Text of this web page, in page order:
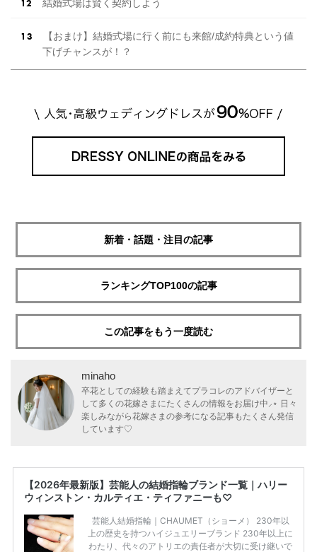
結婚式場は賢く契約しよう
【おまけ】結婚式場に行く前にも来館/成約特典という値
下げチャンスが！？
新着・話題・注目の記事
ランキングTOP100の記事
この記事をもう一度読む
minaho
卒花としての経験も踏まえてプラコレのアドバイザーと
して多くの花嫁さまにたくさんの情報をお届け中⸝⋆ 日々
楽しみながら花嫁さまの参考になる記事もたくさん発信
しています♡
【2026年最新版】芸能人の結婚指輪ブランド一覧｜ハリー
ウィンストン・カルティエ・ティファニーも♡
芸能人結婚指輪｜CHAUMET（ショーメ） 230年以
上の歴史を持つハイジュエリーブランド 230年以上に
わたり、代々のアトリエの責任者が大切に受け継いで